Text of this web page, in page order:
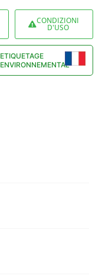
CONDIZIONI
D'USO
ETIQUETAGE
ENVIRONNEMENTAL